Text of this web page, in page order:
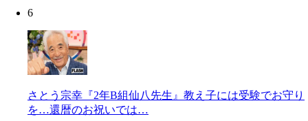
6
さとう宗幸『2年B組仙八先生』教え子には受験でお守り
を…還暦のお祝いでは…